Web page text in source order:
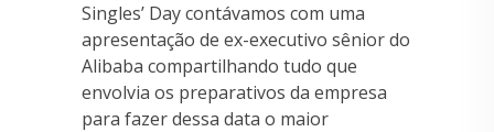
Singles’ Day contávamos com uma
apresentação de ex-executivo sênior do
Alibaba compartilhando tudo que
envolvia os preparativos da empresa
para fazer dessa data o maior